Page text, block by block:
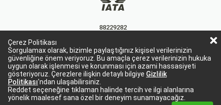
Çerez Politikası
Sorgulamax olarak, bizimle paylaştığınız kişisel verilerinizin
güvenliğine önem veriyoruz. Bu amaçla çerez verilerinizin hukuka
uygun olarak işlenmesi ve korunması için azami hassasiyeti
gösteriyoruz. Çerezlere ilişkin detaylı bilgiye Gizlilik
Politikası'ndan ulaşabilirsiniz.
Reddet seçeneğine tıklaman halinde tercih ve ilgi alanlarına
yönelik maalesef sana özel bir deneyim sunamayacağız.
88229282
15863
Sorgulamax Turizim, TURSAB Belge No: 15863